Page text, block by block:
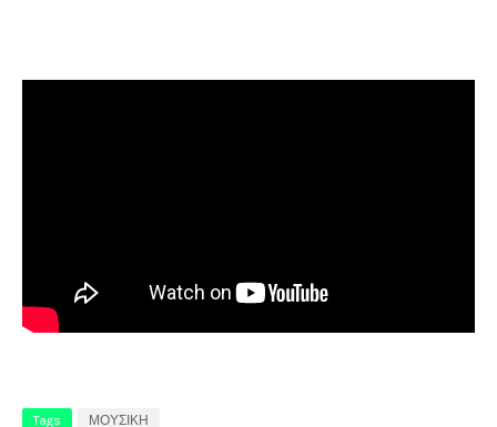
Tags ΜΟΥΣΙΚΗ